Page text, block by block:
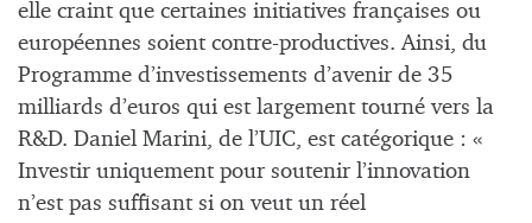
elle craint que certaines initiatives françaises ou
européennes soient contre-productives. Ainsi, du
Programme d’investissements d’avenir de 35
milliards d’euros qui est largement tourné vers la
R&D. Daniel Marini, de l’UIC, est catégorique : «
Investir uniquement pour soutenir l’innovation
n’est pas suffisant si on veut un réel